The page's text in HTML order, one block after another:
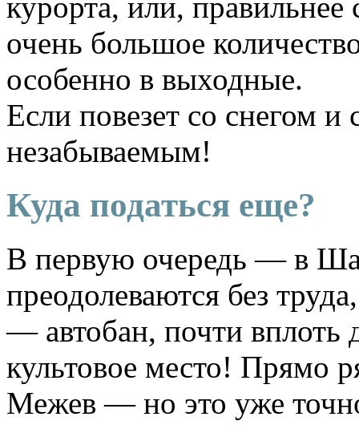
очень большое
особенно в выходные.
Если повезет со снегом и
незабываемым!
Куда податься еще?
В первую очередь — в
преодолеваются без
— автобан, почти
культовое место! Прямо
Межев — но это уже